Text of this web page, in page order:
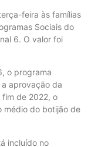
feira às famílias
Sociais do
6. O valor foi
o programa
aprovação da
fim de 2022, o
médio do botijão de
incluído no